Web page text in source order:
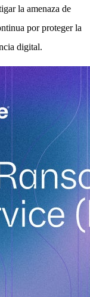
la amenaza de
por proteger la
digital.